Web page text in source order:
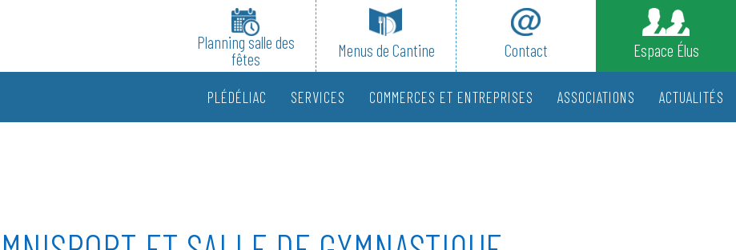
Planning salle des
fêtes
Menus de Cantine Contact Espace Élus
PLÉDÉLIAC SERVICES COMMERCES ET ENTREPRISES ASSOCIATIONS ACTUALITÉS